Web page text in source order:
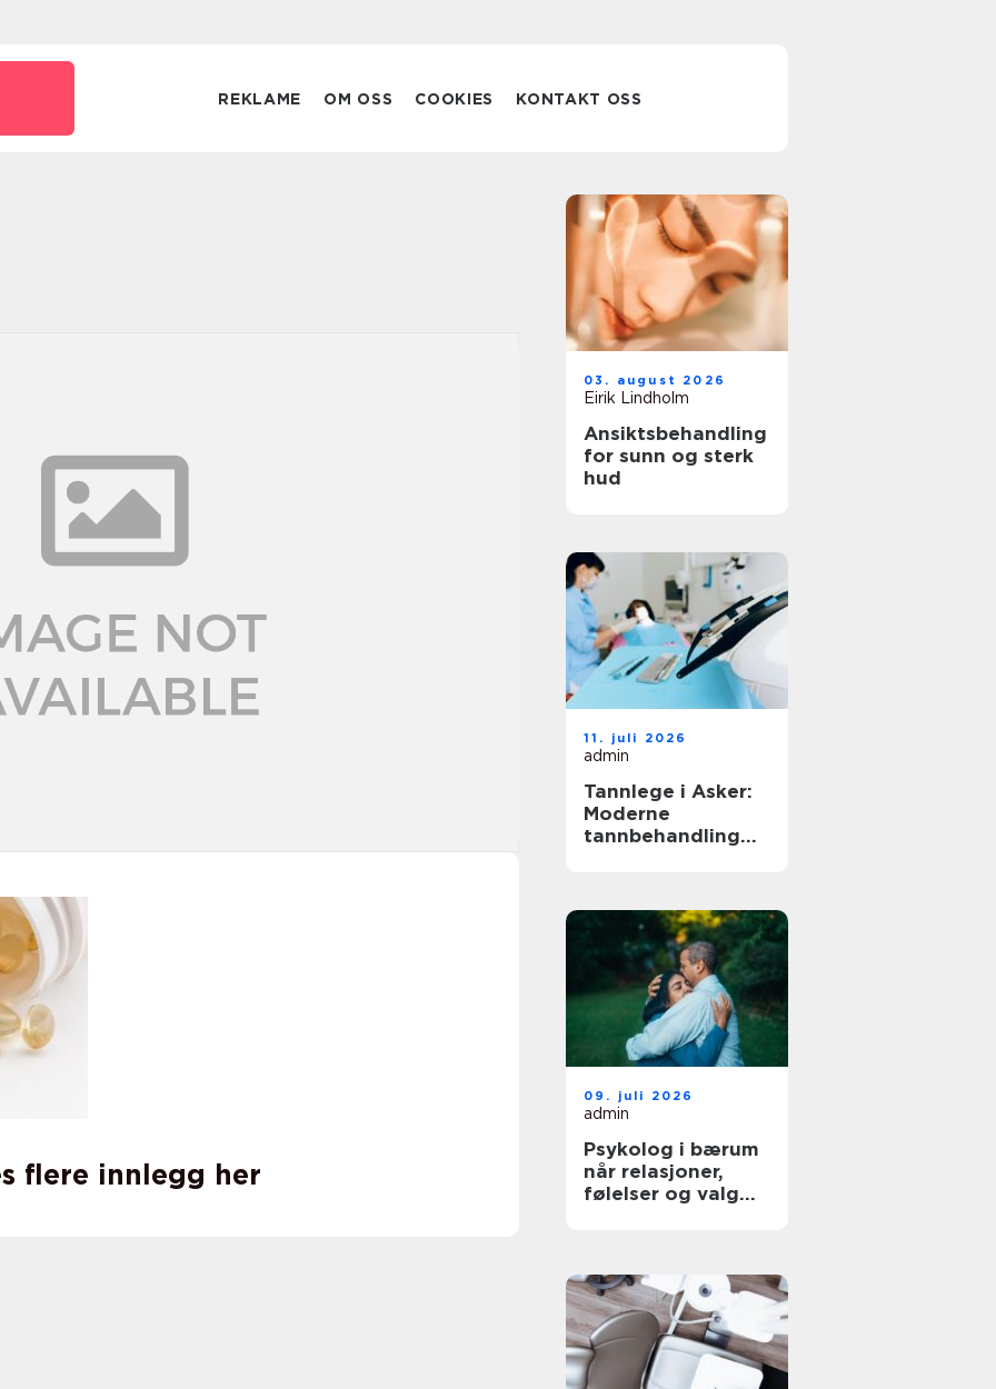
REKLAME OM OSS COOKIES KONTAKT OSS
flere innlegg her
03. august 2026
Eirik Lindholm
Ansiktsbehandling
for sunn og sterk
hud
11. juli 2026
admin
Tannlege i Asker:
Moderne
tannbehandling
09. juli 2026
admin
Psykolog i bærum
når relasjoner,
følelser og valg